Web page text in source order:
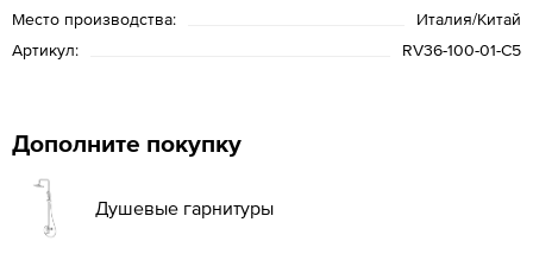
Место производства:
Италия/Китай
Артикул:
RV36-100-01-C5
Дополните покупку
Душевые гарнитуры